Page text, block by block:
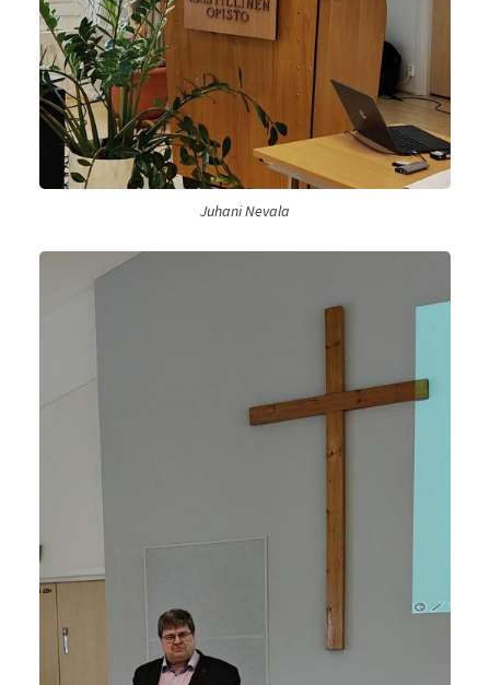
Juhani Nevala